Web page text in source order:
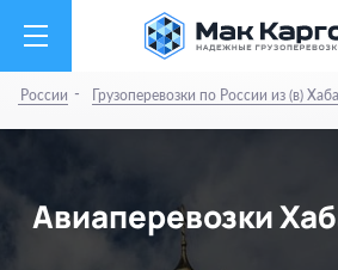
01.08.26
на
Август
России - Грузоперевозки по России из (в)
Авиаперевозки